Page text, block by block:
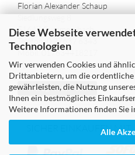
Diese Webseite
Technologien
Wir verwenden Cookies und
Drittanbietern, um die
gewährleisten, die Nutzung
Ihnen ein bestmögliches
Weitere Informationen finden Sie
Alle
Florian Alexander Schaup
Siedlungsweg 8
51647 Gummersbach
Telefon: 0 2763 / 6343
Mobil: 017634418217
Mail: info@aguatec.de
Vertrag widerrufen
SICHER EINKAUFEN MIT